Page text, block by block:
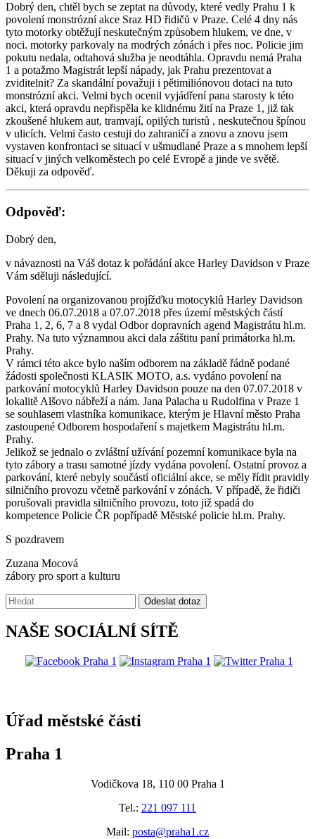
Dobrý den, chtěl bych se zeptat na důvody, které vedly Prahu 1 k
povolení monstrózní akce Sraz HD řidičů v Praze. Celé 4 dny nás
tyto motorky obtěžují neskutečným způsobem hlukem, ve dne, v
noci. motorky parkovaly na modrých zónách i přes noc. Policie jim
pokutu nedala, odtahová služba je neodtáhla. Opravdu nemá Praha
1 a potažmo Magistrát lepší nápady, jak Prahu prezentovat a
zviditelnit? Za skandální považuji i pětimiliónovou dotaci na tuto
monstrózní akci. Velmi bych ocenil vyjádření pana starosty k této
akci, která opravdu nepřispěla ke klidnému žití na Praze 1, již tak
zkoušené hlukem aut, tramvají, opilých turistů , neskutečnou špínou
v ulicích. Velmi často cestuji do zahraničí a znovu a znovu jsem
vystaven konfrontaci se situací v ušmudlané Praze a s mnohem lepší
situací v jiných velkoměstech po celé Evropě a jinde ve světě.
Děkuji za odpověď.
Odpověď:
Dobrý den,
v návaznosti na Váš dotaz k pořádání akce Harley Davidson v Praze
Vám sděluji následující.
Povolení na organizovanou projížďku motocyklů Harley Davidson
ve dnech 06.07.2018 a 07.07.2018 přes území městských částí
Praha 1, 2, 6, 7 a 8 vydal Odbor dopravních agend Magistrátu hl.m.
Prahy. Na tuto významnou akci dala záštitu paní primátorka hl.m.
Prahy.
V rámci této akce bylo naším odborem na základě řádně podané
žádosti společnosti KLASIK MOTO, a.s. vydáno povolení na
parkování motocyklů Harley Davidson pouze na den 07.07.2018 v
lokalitě Alšovo nábřeží a nám. Jana Palacha u Rudolfina v Praze 1
se souhlasem vlastníka komunikace, kterým je Hlavní město Praha
zastoupené Odborem hospodaření s majetkem Magistrátu hl.m.
Prahy.
Jelikož se jednalo o zvláštní užívání pozemní komunikace byla na
tyto zábory a trasu samotné jízdy vydána povolení. Ostatní provoz a
parkování, které nebyly součástí oficiální akce, se měly řídit pravidly
silničního provozu včetně parkování v zónách. V případě, že řidiči
porušovali pravidla silničního provozu, toto již spadá do
kompetence Policie ČR popřípadě Městské policie hl.m. Prahy.
S pozdravem
Zuzana Mocová
zábory pro sport a kulturu
Vyhledávání:
Odeslat dotaz
NAŠE SOCIÁLNÍ SÍTĚ
Úřad městské části
Praha 1
Vodičkova 18, 110 00 Praha 1
Tel.: 221 097 111
Mail: posta@praha1.cz